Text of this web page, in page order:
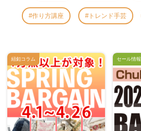
作り方講座 トレンド手芸
紐釦コラム セール情報